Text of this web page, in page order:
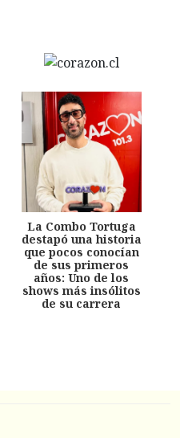
La Combo Tortuga
destapó una historia
que pocos conocían
de sus primeros
años: Uno de los
shows más insólitos
de su carrera